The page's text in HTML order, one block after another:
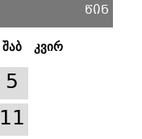
წინ
შაბ კვირ
5
11